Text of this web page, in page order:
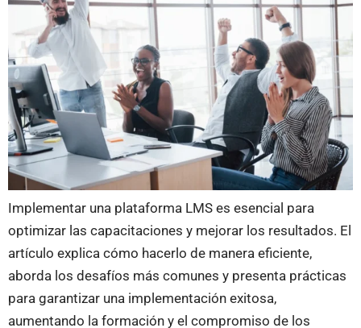
Implementar una plataforma LMS es esencial para
optimizar las capacitaciones y mejorar los resultados. El
artículo explica cómo hacerlo de manera eficiente,
aborda los desafíos más comunes y presenta prácticas
para garantizar una implementación exitosa,
aumentando la formación y el compromiso de los